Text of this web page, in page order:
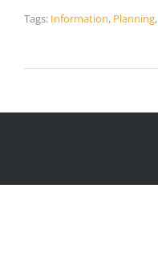
Tags: Information, Planning,